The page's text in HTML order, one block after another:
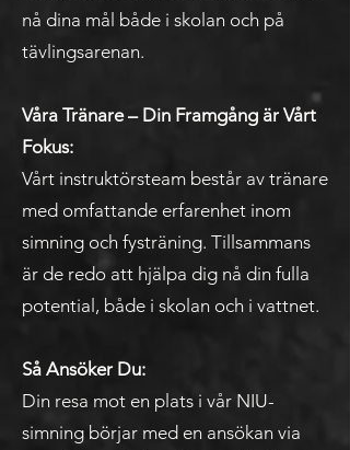
nå dina mål både i skolan och på
tävlingsarenan.
Våra Tränare – Din Framgång är Vårt
Fokus:
Vårt instruktörsteam består av tränare
med omfattande erfarenhet inom
simning och fysträning. Tillsammans
är de redo att hjälpa dig nå din fulla
potential, både i skolan och i vattnet.
Så Ansöker Du:
Din resa mot en plats i vår NIU-
simning börjar med en ansökan via